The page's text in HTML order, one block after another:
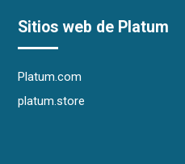
Sitios web de Platum
Platum.com
platum.store